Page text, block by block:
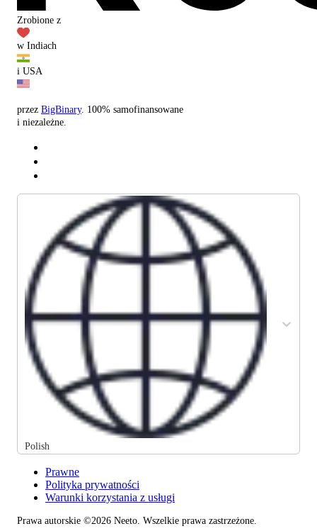
Zrobione z
w Indiach
i USA
przez BigBinary. 100% samofinansowane
i niezależne.
Polish
Prawne
Polityka prywatności
Warunki korzystania z usługi
Prawa autorskie ©2026 Neeto. Wszelkie prawa zastrzeżone.